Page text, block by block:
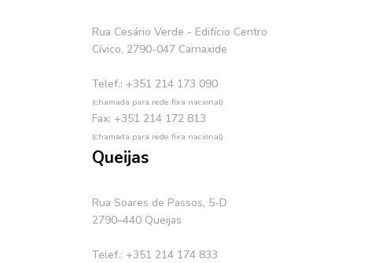
Rua Cesário Verde - Edifício Centro
Cívico, 2790-047 Carnaxide
Telef.: +351 214 173 090
(chamada para rede fixa nacional)
Fax: +351 214 172 813
(chamada para rede fixa nacional)
Queijas
Rua Soares de Passos, 5-D
2790–440 Queijas
Telef.: +351 214 174 833